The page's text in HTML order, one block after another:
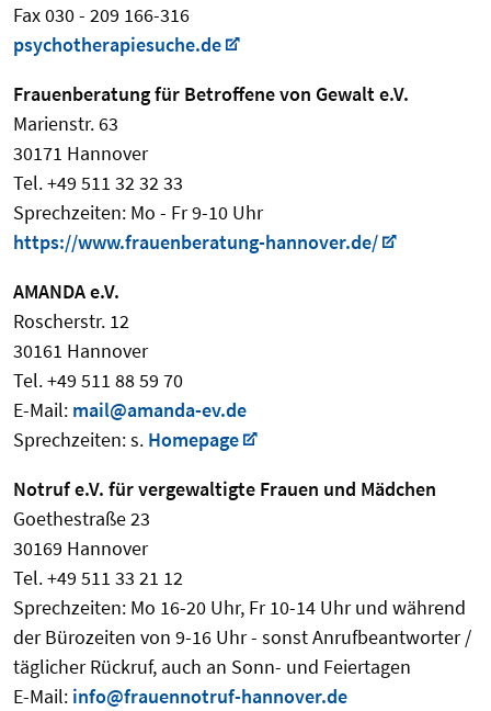
Fax 030 - 209 166-316
psychotherapiesuche.de
Frauenberatung für Betroffene von Gewalt e.V.
Marienstr. 63
30171 Hannover
Tel. +49 511 32 32 33
Sprechzeiten: Mo - Fr 9-10 Uhr
https://www.frauenberatung-hannover.de/
AMANDA e.V.
Roscherstr. 12
30161 Hannover
Tel. +49 511 88 59 70
E-Mail: mail@amanda-ev.de
Sprechzeiten: s. Homepage
Notruf e.V. für vergewaltigte Frauen und Mädchen
Goethestraße 23
30169 Hannover
Tel. +49 511 33 21 12
Sprechzeiten: Mo 16-20 Uhr, Fr 10-14 Uhr und während
der Bürozeiten von 9-16 Uhr - sonst Anrufbeantworter /
täglicher Rückruf, auch an Sonn- und Feiertagen
E-Mail: info@frauennotruf-hannover.de